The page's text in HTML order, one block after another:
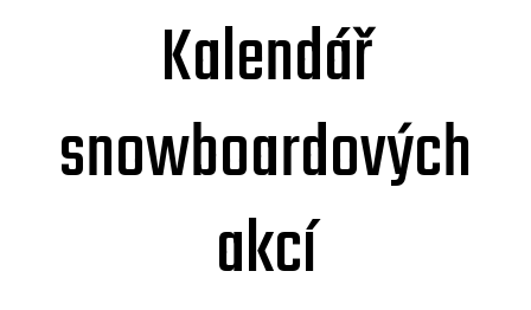
Kalendář
snowboardových
akcí